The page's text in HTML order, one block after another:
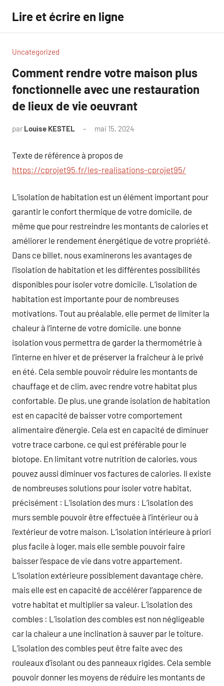
contenu
Lire et écrire en ligne
Uncategorized
Comment rendre votre maison plus
fonctionnelle avec une restauration
de lieux de vie oeuvrant
par Louise KESTEL mai 15, 2024
Texte de référence à propos de
https://cprojet95.fr/les-realisations-cprojet95/
L’isolation de habitation est un élément important pour
garantir le confort thermique de votre domicile, de
même que pour restreindre les montants de calories et
améliorer le rendement énergétique de votre propriété.
Dans ce billet, nous examinerons les avantages de
l’isolation de habitation et les différentes possibilités
disponibles pour isoler votre domicile. L’isolation de
habitation est importante pour de nombreuses
motivations. Tout au préalable, elle permet de limiter la
chaleur à l’interne de votre domicile. une bonne
isolation vous permettra de garder la thermométrie à
l’interne en hiver et de préserver la fraîcheur à le privé
en été. Cela semble pouvoir réduire les montants de
chauffage et de clim, avec rendre votre habitat plus
confortable. De plus, une grande isolation de habitation
est en capacité de baisser votre comportement
alimentaire d’énergie. Cela est en capacité de diminuer
votre trace carbone, ce qui est préférable pour le
biotope. En limitant votre nutrition de calories, vous
pouvez aussi diminuer vos factures de calories. Il existe
de nombreuses solutions pour isoler votre habitat,
précisément : L’isolation des murs : L’isolation des
murs semble pouvoir être effectuée à l’intérieur ou à
l’extérieur de votre maison. L’isolation intérieure à priori
plus facile à loger, mais elle semble pouvoir faire
baisser l’espace de vie dans votre appartement.
L’isolation extérieure possiblement davantage chère,
mais elle est en capacité de accélérer l’apparence de
votre habitat et multiplier sa valeur. L’isolation des
combles : L’isolation des combles est non négligeable
car la chaleur a une inclination à sauver par le toiture.
L’isolation des combles peut être faite avec des
rouleaux d’isolant ou des panneaux rigides. Cela semble
pouvoir donner les moyens de réduire les montants de